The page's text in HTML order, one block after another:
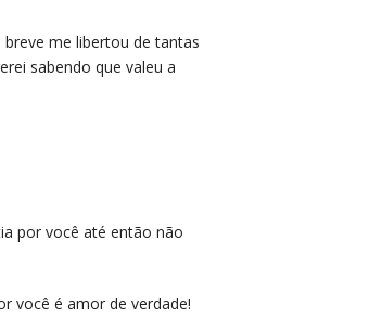
me libertou de tantas
sabendo que valeu a
por você até então não
você é amor de verdade!